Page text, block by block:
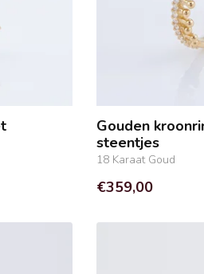
Gouden
steentjes
18 Karaat Goud
€359,00